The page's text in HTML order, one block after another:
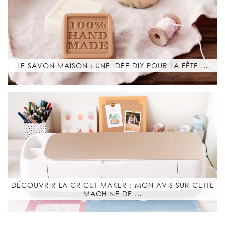
LE SAVON MAISON : UNE IDÉE DIY POUR LA FÊTE …
DÉCOUVRIR LA CRICUT MAKER : MON AVIS SUR CETTE
MACHINE DE …